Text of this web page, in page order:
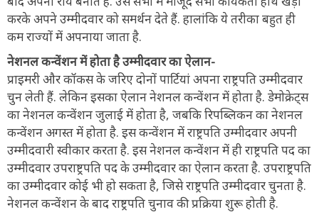
करके अपने उम्मीदवार को समर्थन देते हैं. हालांकि ये तरीका बहुत ही
कम राज्यों में अपनाया जाता है.
नेशनल कन्वेंशन में होता है उम्मीदवार का ऐलान-
प्राइमरी और कॉकस के जरिए दोनों पार्टियां अपना राष्ट्रपति उम्मीदवार
चुन लेती हैं. लेकिन इसका ऐलान नेशनल कन्वेंशन में होता है. डेमोक्रेट्स
का नेशनल कन्वेंशन जुलाई में होता है, जबकि रिपब्लिकन का नेशनल
कन्वेंशन अगस्त में होता है. इस कन्वेंशन में राष्ट्रपति उम्मीदवार अपनी
उम्मीदवारी स्वीकार करता है. इस नेशनल कन्वेंशन में ही राष्ट्रपति पद का
उम्मीदवार उपराष्ट्रपति पद के उम्मीदवार का ऐलान करता है. उपराष्ट्रपति
का उम्मीदवार कोई भी हो सकता है, जिसे राष्ट्रपति उम्मीदवार चुनता है.
नेशनल कन्वेंशन के बाद राष्ट्रपति चुनाव की प्रक्रिया शुरू होती है.